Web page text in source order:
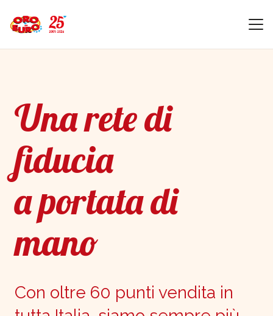
Una rete di
fiducia
a portata di
mano
Con oltre 60 punti vendita in